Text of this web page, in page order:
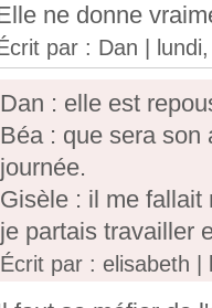
ne donne
par : Dan |
Dan : elle est
Béa : que sera son
journée.
Gisèle : il me fallait
je partais travailler
Écrit par : elisabeth |